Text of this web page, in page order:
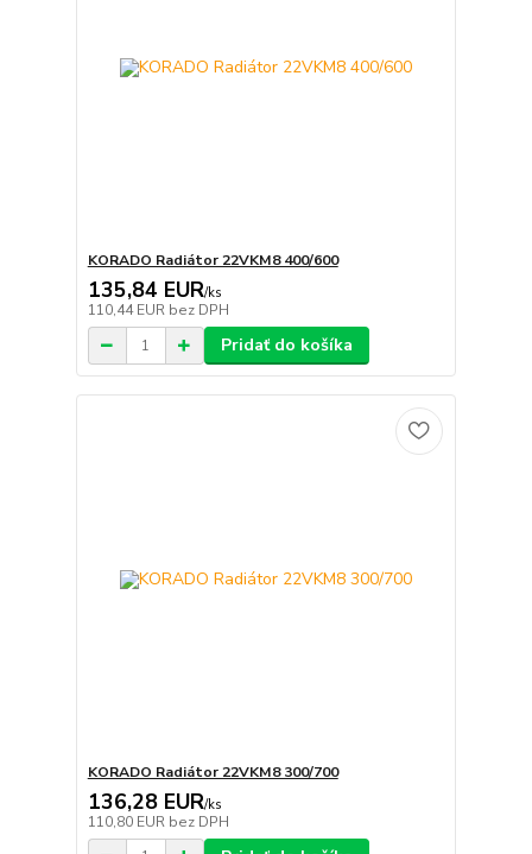
KORADO Radiátor 22VKM8 400/600
135,84 EUR/ks
110,44 EUR bez DPH
Pridať do košíka
KORADO Radiátor 22VKM8 300/700
136,28 EUR/ks
110,80 EUR bez DPH